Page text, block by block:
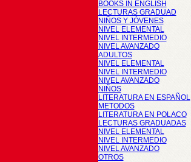
BOOKS IN ENGLISH
LECTURAS GRADUAD
NIÑOS Y JÓVENES
NIVEL ELEMENTAL
NIVEL INTERMEDIO
NIVEL AVANZADO
ADULTOS
NIVEL ELEMENTAL
NIVEL INTERMEDIO
NIVEL AVANZADO
NIÑOS
LITERATURA EN ESPAÑOL
METODOS
LITERATURA EN POLACO
LECTURAS GRADUADAS
NIVEL ELEMENTAL
NIVEL INTERMEDIO
NIVEL AVANZADO
OTROS